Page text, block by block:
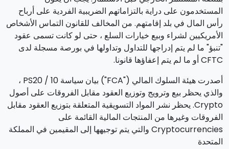
المستخدمون على دراية بالتزاماتهم الضريبية الفردية على أرباح
رأس المال في بلد إقامتهم. من المخالف للقانون التماس الأشخاص
الأمريكيين لشراء وبيع خيارات السلع ، حتى لو كانت تسمى عقود
"تنبؤ" ما لم يتم إدراجها للتداول وتداولها في بورصة مسجلة لدى
CFTC أو ما لم يتم إعفاؤها قانونا.
أصدرت هيئة السلوك المالي ("FCA") بيان سياسة PS20 / 10 ،
والذي يحظر بيع وترويج وتوزيع العقود مقابل الفروقات على أصول
Crypto. يحظر نشر المواد التسويقية المتعلقة بتوزيع العقود مقابل
الفروقات وغيرها من المنتجات المالية القائمة على
Cryptocurrencies والتي يتم توجيهها إلى المقيمين في المملكة
المتحدة